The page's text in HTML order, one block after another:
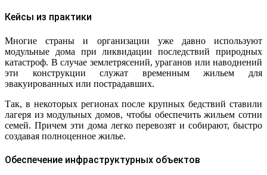
Кейсы из практики
Многие страны и организации уже давно используют
модульные дома при ликвидации последствий природных
катастроф. В случае землетрясений, ураганов или наводнений
эти конструкции служат временным жильем для
эвакуированных или пострадавших.
Так, в некоторых регионах после крупных бедствий ставили
лагеря из модульных домов, чтобы обеспечить жильем сотни
семей. Причем эти дома легко перевозят и собирают, быстро
создавая полноценное жилье.
Обеспечение инфраструктурных объектов